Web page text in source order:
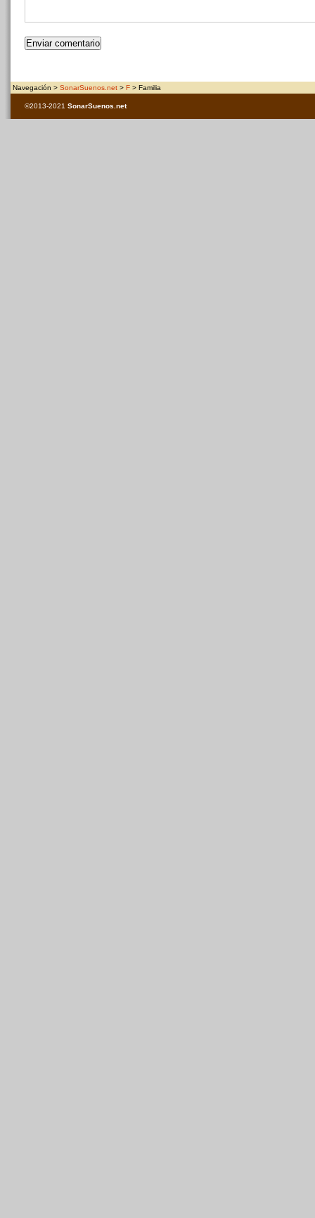
Navegación > SonarSuenos.net > F > Familia
©2013-2021 SonarSuenos .net